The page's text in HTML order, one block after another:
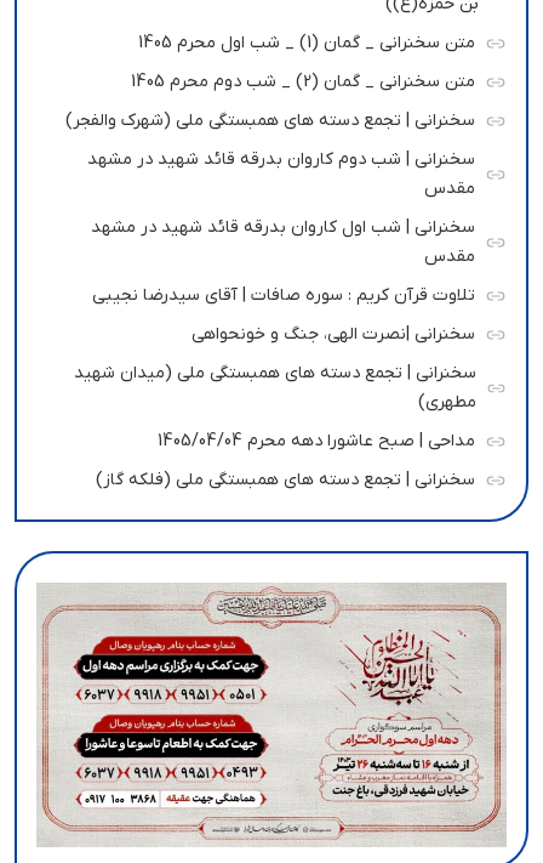
متن سخنرانی _ گمان (1) _ شب اول محرم 1405
متن سخنرانی _ گمان (2) _ شب دوم محرم 1405
سخنرانی | تجمع دسته های همبستگی ملی (شهرک والفجر)
سخنرانی | شب دوم کاروان بدرقه قائد شهید در مشهد
مقدس
سخنرانی | شب اول کاروان بدرقه قائد شهید در مشهد
مقدس
تلاوت قرآن کریم : سوره صافات | آقای سیدرضا نجیبی
سخنرانی |نصرت الهی، جنگ و خونحواهی
سخنرانی | تجمع دسته های همبستگی ملی (میدان شهید
مطهری)
مداحی | صبح عاشورا دهه محرم 1405/04/04
سخنرانی | تجمع دسته های همبستگی ملی (فلکه گاز)